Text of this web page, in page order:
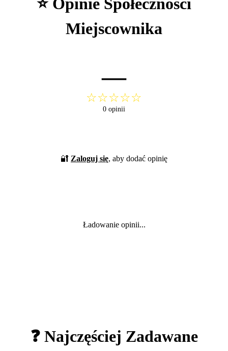
⭐ Opinie Społeczności
Miejscownika
—
☆☆☆☆☆
0 opinii
🔐 Zaloguj się, aby dodać opinię
Ładowanie opinii...
❓ Najczęściej Zadawane